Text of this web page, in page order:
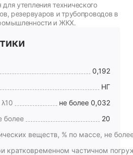
утепления технического
резервуаров и трубопроводов в
и ЖКХ.
0,192
НГ
не более 0,032
более
20
веществ, % по массе, не
кратковременном частичном